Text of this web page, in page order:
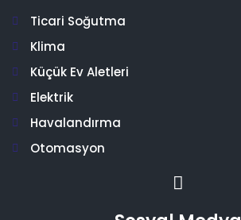
Ticari Soğutma
Klima
Küçük Ev Aletleri
Elektrik
Havalandırma
Otomasyon